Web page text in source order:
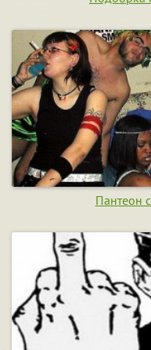
Пантеон